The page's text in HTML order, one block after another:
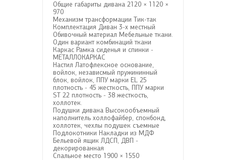
Общие габариты дивана 2120 × 1120 ×
970
Механизм трансформации Тик-так
Комплектация Диван 3-х местный
Обивочный материал Мебельные ткани.
Один вариант комбинаций ткани
Каркас Рамка сиденья и спинки -
МЕТАЛЛОКАРКАС
Настил Латофлексное основание,
войлок, независмый пружининный
блок, войлок, ППУ марки EL 25
плотность - 45 жесткость, ППУ марки
ST 22 плотность - 38 жесткость,
холлотек.
Подушки дивана Высокообъемный
наполнитель холлофайбер, спонбонд,
холлотек, чехлы подушек съемные
Подлокотники Накладки из МДФ
Бельевой ящик ЛДСП, ДВП -
декорированная
Спальное место 1900 × 1550